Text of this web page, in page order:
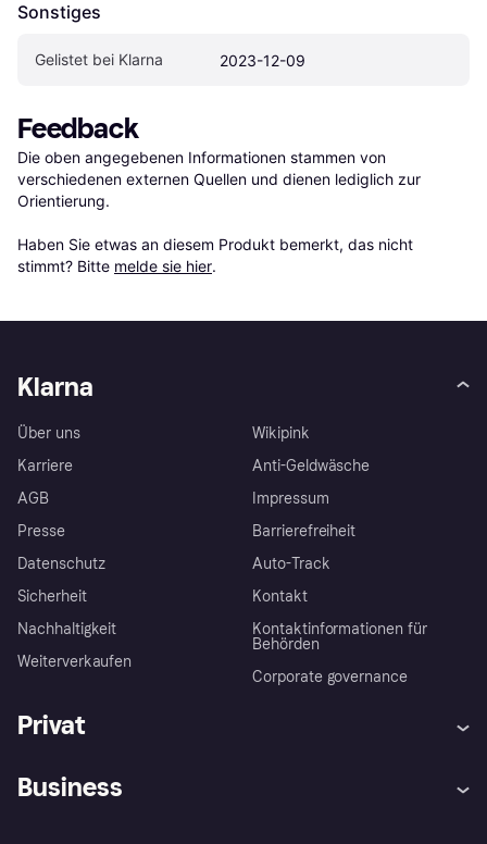
Sonstiges
Gelistet bei Klarna 2023-12-09
Feedback
Die oben angegebenen Informationen stammen von
verschiedenen externen Quellen und dienen lediglich zur
Orientierung.
Haben Sie etwas an diesem Produkt bemerkt, das nicht
stimmt? Bitte melde sie hier.
Klarna
Über uns
Karriere
AGB
Presse
Datenschutz
Sicherheit
Nachhaltigkeit
Weiterverkaufen
Wikipink
Anti-Geldwäsche
Impressum
Barrierefreiheit
Auto-Track
Kontakt
Kontaktinformationen für
Behörden
Corporate governance
Privat
Business